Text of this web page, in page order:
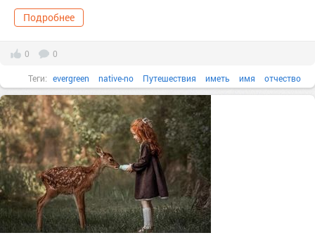
Подробнее
0 0
Теги: evergreen native-no Путешествия иметь имя отчество